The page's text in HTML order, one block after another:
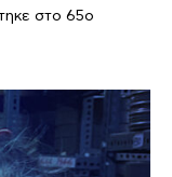
στο 65ο